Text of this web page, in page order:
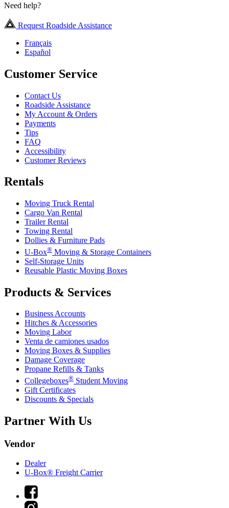
Need help?
Request Roadside Assistance
Français
Español
Customer Service
Contact Us
Roadside Assistance
My Account & Orders
Payments
Tips
FAQ
Accessibility
Customer Reviews
Rentals
Moving Truck Rental
Cargo Van Rental
Trailer Rental
Towing Rental
Dollies & Furniture Pads
U-Box® Moving & Storage Containers
Self-Storage Units
Reusable Plastic Moving Boxes
Products & Services
Business Accounts
Hitches & Accessories
Moving Labor
Venta de camiones usados
Moving Boxes & Supplies
Damage Coverage
Propane Refills & Tanks
Collegeboxes® Student Moving
Gift Certificates
Discounts & Specials
Partner With Us
Vendor
Dealer
U-Box® Freight Carrier